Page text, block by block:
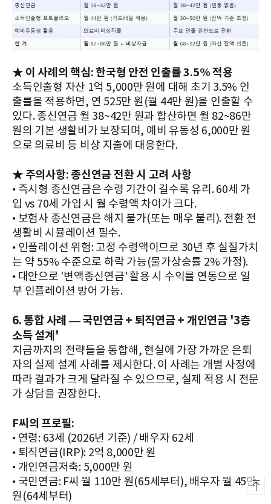
★ 이 사례의 핵심: 한국형 안전 인출률 3.5% 적용
소득인출형 자산 1억 5,000만 원에 대해 초기 3.5% 인
출률을 적용하면, 연 525만 원(월 44만 원)을 인출할 수
있다. 종신연금 월 38~42만 원과 합산하면 월 82~86만
원의 기본 생활비가 보장되며, 예비 유동성 6,000만 원
으로 의료비 등 비상 지출에 대응한다.
★ 주의사항: 종신연금 전환 시 고려 사항
• 즉시형 종신연금은 수령 기간이 길수록 유리. 60세 가
입 vs 70세 가입 시 월 수령액 차이가 크다.
• 보험사 종신연금은 해지 불가(또는 매우 불리). 전환 전
생활비 시뮬레이션 필수.
• 인플레이션 위험: 고정 수령액이므로 30년 후 실질가치
는 약 55% 수준으로 하락 가능(물가상승률 2% 가정).
• 대안으로 '변액종신연금' 활용 시 수익률 연동으로 일
부 인플레이션 방어 가능.
6. 통합 사례 — 국민연금 + 퇴직연금 + 개인연금 '3층
소득 설계'
지금까지의 전략들을 통합해, 현실에 가장 가까운 은퇴
자의 실제 설계 사례를 제시한다. 이 사례는 개별 사정에
따라 결과가 크게 달라질 수 있으므로, 실제 적용 시 전문
가 상담을 권장한다.
F씨의 프로필:
• 연령: 63세 (2026년 기준) / 배우자 62세
• 퇴직연금(IRP): 2억 8,000만 원
• 개인연금저축: 5,000만 원
• 국민연금: F씨 월 110만 원(65세부터), 배우자 월 45만
원(64세부터)